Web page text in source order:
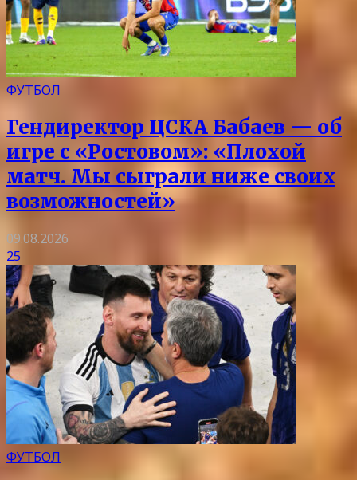
ФУТБОЛ
Гендиректор ЦСКА Бабаев — об
игре с «Ростовом»: «Плохой
матч. Мы сыграли ниже своих
возможностей»
09.08.2026
25
ФУТБОЛ